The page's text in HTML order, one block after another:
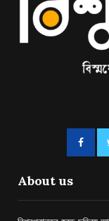
About us